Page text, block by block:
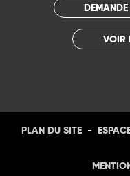
DEMANDE
VOIR
PLAN DU SITE -